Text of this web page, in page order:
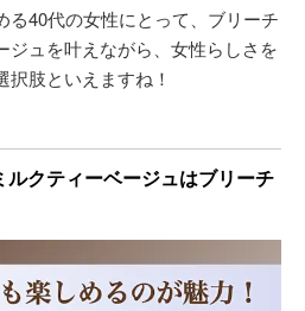
る40代の女性にとって、ブリーチ
ジュを叶えながら、女性らしさを
肢といえますね！
クティーベージュはブリーチ